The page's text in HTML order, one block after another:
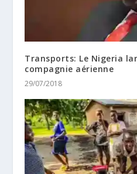
Transports: Le Nigeria
compagnie aérienne
29/07/2018